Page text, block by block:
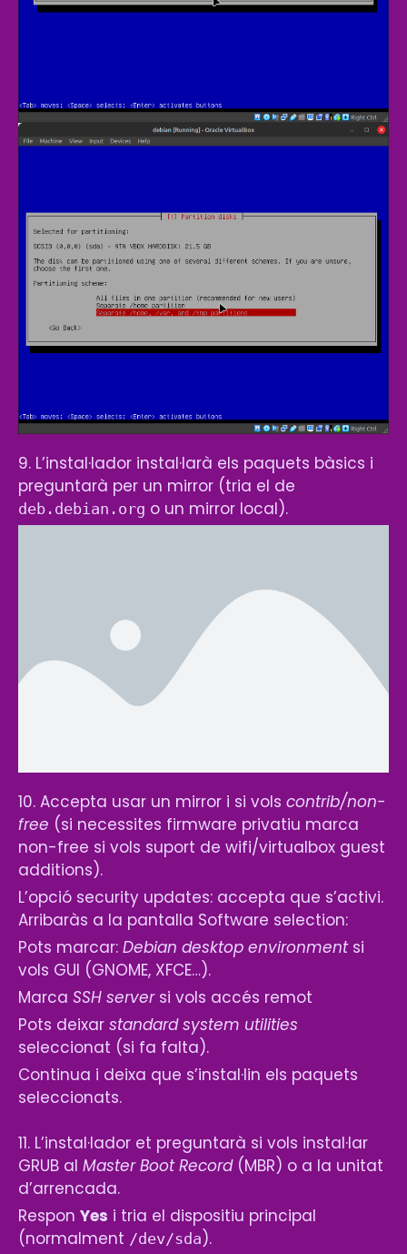
9. L’instal·lador instal·larà els paquets bàsics i
preguntarà per un mirror (tria el de
deb.debian.org o un mirror local).
10. Accepta usar un mirror i si vols contrib/non-
free (si necessites firmware privatiu marca
non-free si vols suport de wifi/virtualbox guest
additions).
L’opció security updates: accepta que s’activi.
Arribaràs a la pantalla Software selection:
Pots marcar: Debian desktop environmentsi
vols GUI (GNOME, XFCE…).
Marca SSH serversi vols accés remot
Pots deixar standard system utilities
seleccionat (si fa falta).
Continua i deixa que s’instal·lin els paquets
seleccionats.
11. L’instal·lador et preguntarà si vols instal·lar
GRUB al Master Boot Record(MBR) o a la unitat
d’arrencada.
Respon Yes i tria el dispositiu principal
(normalment /dev/sda).